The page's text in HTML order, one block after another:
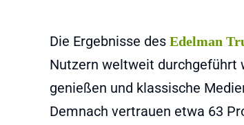
Die Ergebnisse des Edelman
Nutzern weltweit durchgeführt
genießen und klassische
Demnach vertrauen etwa 63